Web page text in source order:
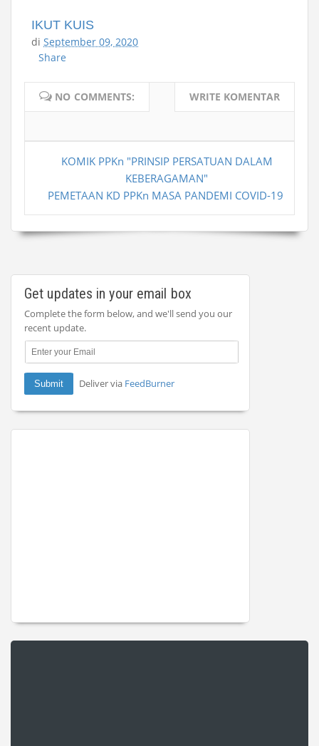
IKUT KUIS
di September 09, 2020
Share
NO COMMENTS: WRITE KOMENTAR
KOMIK PPKn "PRINSIP PERSATUAN DALAM
KEBERAGAMAN"
PEMETAAN KD PPKn MASA PANDEMI COVID-19
Get updates in your email box
Complete the form below, and we'll send you our
recent update.
Deliver via FeedBurner